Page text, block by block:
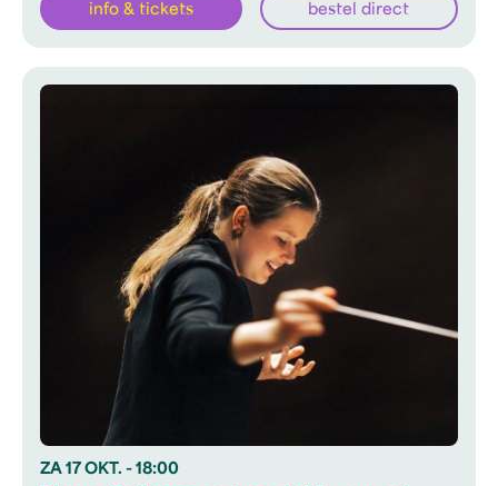
info & tickets bestel direct
ZA 17 OKT. - 18:00